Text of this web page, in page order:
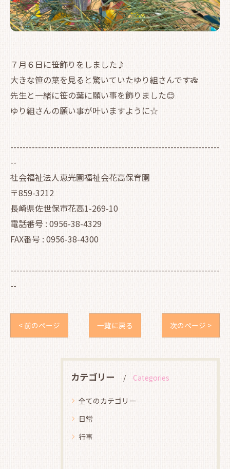
７月６日に笹飾りをしました♪
大きな笹の葉を見ると驚いていたゆり組さんです🎋
先生と一緒に笹の葉に願い事を飾りました😊
ゆり組さんの願い事が叶いますように☆
--------------------------------------------------------------------
--
社会福祉法人恵光園福祉会花高保育園
〒859-3212
長崎県佐世保市花高1-269-10
電話番号 : 0956-38-4329
FAX番号 : 0956-38-4300
--------------------------------------------------------------------
--
< 前のページ 一覧に戻る 次のページ >
カテゴリー Categories
全てのカテゴリー
日常
行事